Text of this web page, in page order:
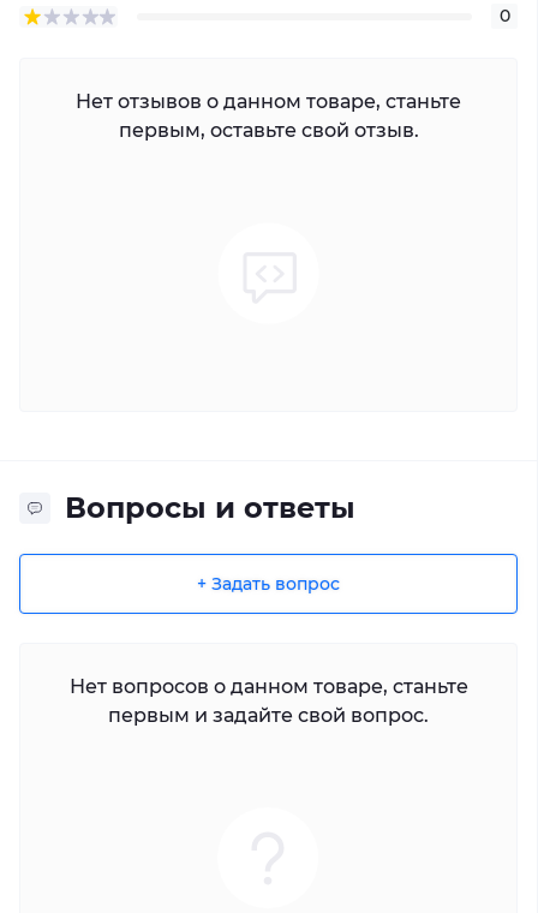
0
Нет отзывов о данном товаре, станьте
первым, оставьте свой отзыв.
Вопросы и ответы
+ Задать вопрос
Нет вопросов о данном товаре, станьте
первым и задайте свой вопрос.